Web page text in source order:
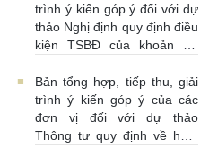
trình ý kiến góp ý đối với dự
thảo Nghị định quy định điều
kiện TSBĐ của khoản nợ
23/09/2025 | 14:00:00
Bản tổng hợp, tiếp thu, giải
trình ý kiến góp ý của các
đơn vị đối với dự thảo
Thông tư quy định về hoạt